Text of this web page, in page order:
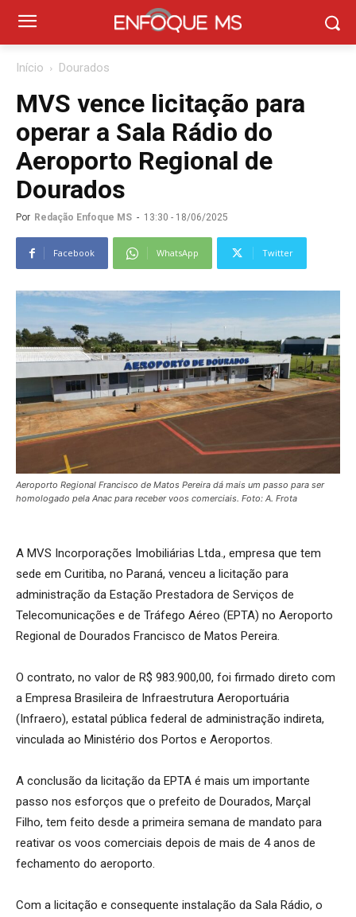
Início Dourados
MVS vence licitação para
operar a Sala Rádio do
Aeroporto Regional de
Dourados
Por Redação Enfoque MS - 13:30 - 18/06/2025
Facebook WhatsApp Twitter
Aeroporto Regional Francisco de Matos Pereira dá mais um passo para ser
homologado pela Anac para receber voos comerciais. Foto: A. Frota
A MVS Incorporações Imobiliárias Ltda., empresa que tem
sede em Curitiba, no Paraná, venceu a licitação para
administração da Estação Prestadora de Serviços de
Telecomunicações e de Tráfego Aéreo (EPTA) no Aeroporto
Regional de Dourados Francisco de Matos Pereira.
O contrato, no valor de R$ 983.900,00, foi firmado direto com
a Empresa Brasileira de Infraestrutura Aeroportuária
(Infraero), estatal pública federal de administração indireta,
vinculada ao Ministério dos Portos e Aeroportos.
A conclusão da licitação da EPTA é mais um importante
passo nos esforços que o prefeito de Dourados, Marçal
Filho, tem feito desde a primeira semana de mandato para
reativar os voos comerciais depois de mais de 4 anos de
fechamento do aeroporto.
Com a licitação e consequente instalação da Sala Rádio, o